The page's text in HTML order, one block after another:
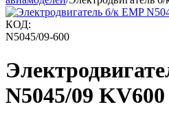
КОД:
N5045/09-600
N5045/09 KV600